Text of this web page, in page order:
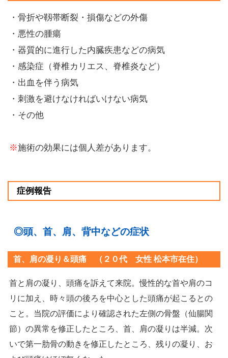
・骨折や靱帯断裂・損傷などの外傷
・悪性の腫瘍
・器質的に進行した内臓疾患などの病気
・感染症（脊椎カリエス、脊椎炎など）
・出血を伴う病気
・刺激を避けなければいけない病気
・その他
※施術の効果には個人差があります。
症例報告
◎頭、首、肩、背中などの症状
首、肩の凝り＆頭痛 （２０代 女性 松本市在住）
首と肩の凝り、頭痛を訴えて来院。慢性的な首や肩のコ
リに加え、時々頭の後ろを中心とした頭痛が起こるとの
こと。当院の評価により確認された左側の骨盤（仙腸関
節）の異常を修正したところ、首、肩の凝りは半減。次
いで第一肋骨の動きを修正したところ、残りの凝り、お